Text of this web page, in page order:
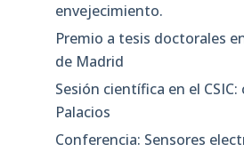
envejecimiento.
Premio a tesis doctorales
de Madrid
Sesión científica en el CSIC:
Palacios
Conferencia: Sensores